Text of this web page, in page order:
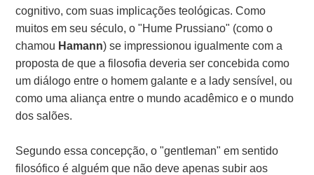
cognitivo, com suas implicações teológicas. Como
muitos em seu século, o "Hume Prussiano" (como o
chamou Hamann) se impressionou igualmente com a
proposta de que a filosofia deveria ser concebida como
um diálogo entre o homem galante e a lady sensível, ou
como uma aliança entre o mundo acadêmico e o mundo
dos salões.
Segundo essa concepção, o "gentleman" em sentido
filosófico é alguém que não deve apenas subir aos